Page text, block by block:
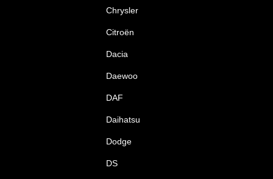
Chrysler
Citroën
Dacia
Daewoo
DAF
Daihatsu
Dodge
DS